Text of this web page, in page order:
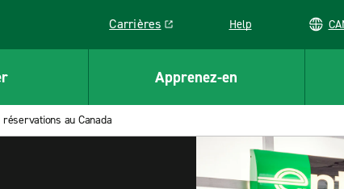
Carrières
Link opens in a new window
Help
Apprenez-en
réservations au Canada